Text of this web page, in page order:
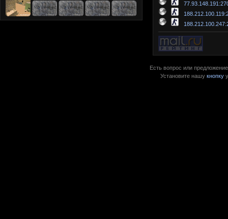
Есть вопрос или
Установите нашукнопку